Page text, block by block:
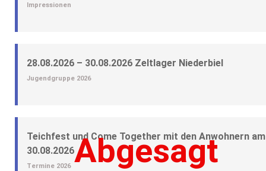
Impressionen
28.08.2026 – 30.08.2026 Zeltlager Niederbiel
Jugendgruppe 2026
Teichfest und Come Together mit den Anwohnern am
30.08.2026
Termine 2026 Abgesagt